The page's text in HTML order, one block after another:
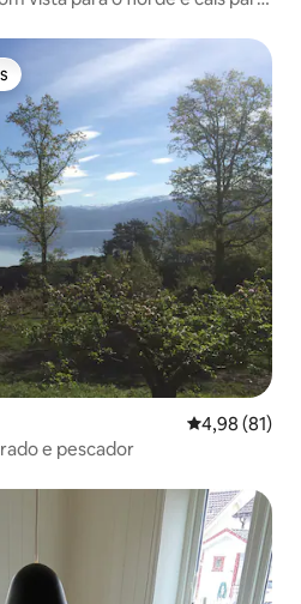
dos hóspedes
4,98 de uma
4,98 (81)
e pescador